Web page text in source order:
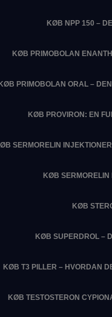
KØB NPP 150 –
KØB PRIMOBOLAN
PRIMOBOLAN ORAL –
KØB PROVIRON: EN
SERMORELIN
KØB SERMORELIN
KØB
KØB SUPERDROL –
KØB T3 PILLER – HVORDAN
KØB TESTOSTERON